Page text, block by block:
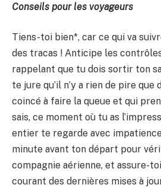
Conseils pour les voyageurs
Tiens-toi bien*, car ce qui va
des tracas ! Anticipe les
rappelant que tu dois sortir ton
te jure qu’il n’y a rien de pire que
coincé à faire la queue et qui
sais, ce moment où tu as
entier te regarde avec
minute avant ton départ pour
compagnie aérienne, et assure-
courant des dernières mises à